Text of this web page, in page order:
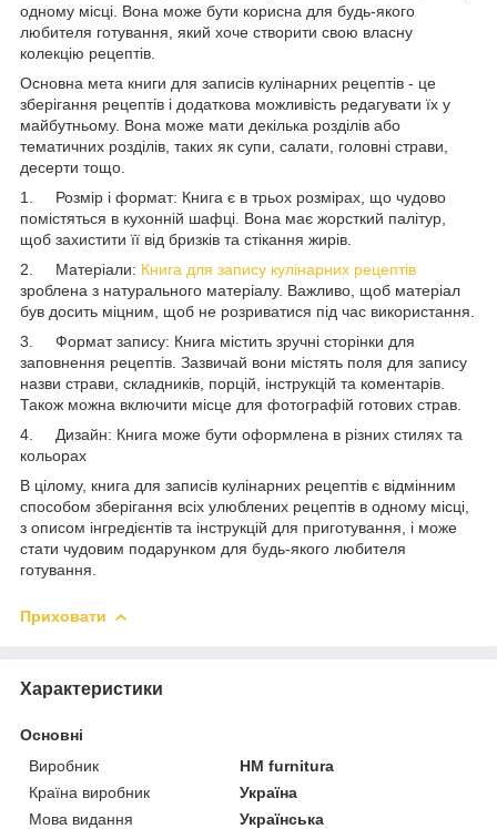
одному місці. Вона може бути корисна для будь-якого
любителя готування, який хоче створити свою власну
колекцію рецептів.
Основна мета книги для записів кулінарних рецептів - це
зберігання рецептів і додаткова можливість редагувати їх у
майбутньому. Вона може мати декілька розділів або
тематичних розділів, таких як супи, салати, головні страви,
десерти тощо.
1. Розмір і формат: Книга є в трьох розмірах, що чудово
помістяться в кухонній шафці. Вона має жорсткий палітур,
щоб захистити її від бризків та стікання жирів.
2. Матеріали: Книга для запису кулінарних рецептів
зроблена з натурального матеріалу. Важливо, щоб матеріал
був досить міцним, щоб не розриватися під час використання.
3. Формат запису: Книга містить зручні сторінки для
заповнення рецептів. Зазвичай вони містять поля для запису
назви страви, складників, порцій, інструкцій та коментарів.
Також можна включити місце для фотографій готових страв.
4. Дизайн: Книга може бути оформлена в різних стилях та
кольорах
В цілому, книга для записів кулінарних рецептів є відмінним
способом зберігання всіх улюблених рецептів в одному місці,
з описом інгредієнтів та інструкцій для приготування, і може
стати чудовим подарунком для будь-якого любителя
готування.
Приховати
Характеристики
Основні
Виробник
HM furnitura
Країна виробник
Україна
Мова видання
Українська